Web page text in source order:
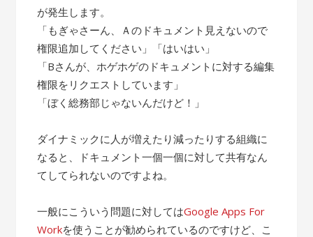
が発生します。
「もぎゃさーん、Ａのドキュメント見えないので
権限追加してください」「はいはい」
「Bさんが、ホゲホゲのドキュメントに対する編集
権限をリクエストしています」
「ぼく総務部じゃないんだけど！」
ダイナミックに人が増えたり減ったりする組織に
なると、ドキュメント一個一個に対して共有なん
てしてられないのですよね。
一般にこういう問題に対してはGoogle Apps For
Workを使うことが勧められているのですけど、こ